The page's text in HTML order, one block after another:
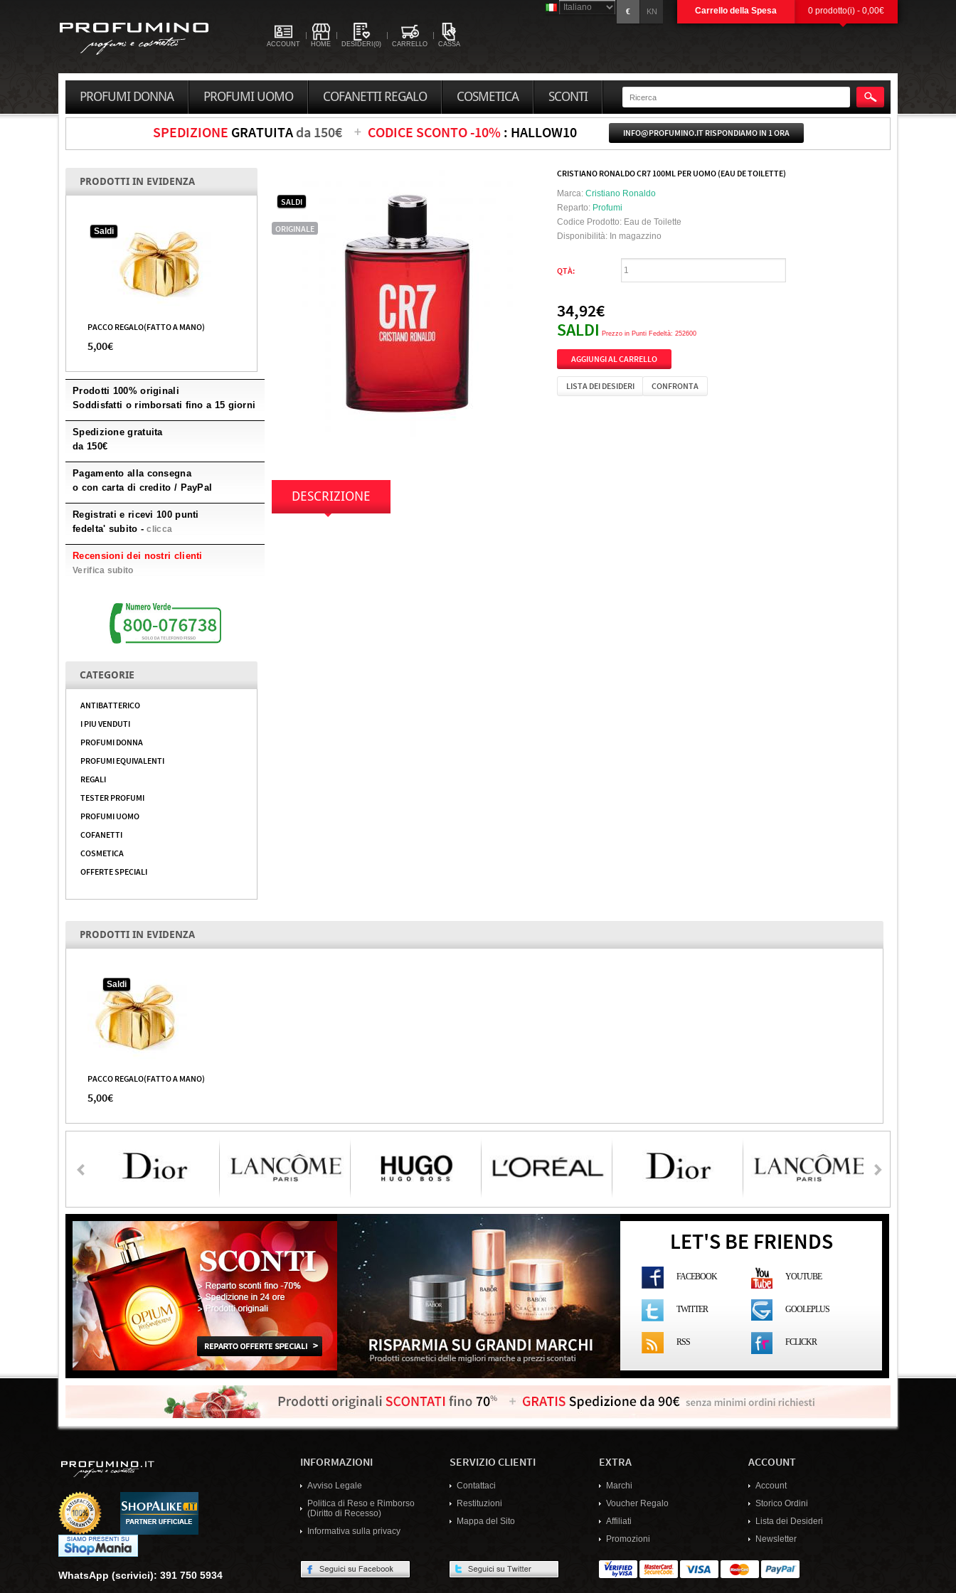
€ KN Carrello della Spesa 0 prodotto(i) - 0,00€
ACCOUNT HOME DESIDERI(0) CARRELLO CASSA
PROFUMI DONNA PROFUMI UOMO COFANETTI REGALO COSMETICA SCONTI
SPEDIZIONE GRATUITAda 150€ CODICE SCONTO -10% : HALLOW10 INFO@PROFUMINO.IT RISPONDIAMO IN 1 ORA
PRODOTTI IN EVIDENZA
Saldi
PACCO REGALO(FATTO A MANO)
5,00€
Prodotti 100% originali
Soddisfatti o rimborsati fino a 15 giorni
Spedizione gratuita
da 150€
Pagamento alla consegna
o con carta di credito / PayPal
Registrati e ricevi 100 punti
fedelta' subito -clicca
Recensioni dei nostri clienti
Verifica subito
CATEGORIE
ANTIBATTERICO
I PIU VENDUTI
PROFUMI DONNA
PROFUMI EQUIVALENTI
REGALI
TESTER PROFUMI
PROFUMI UOMO
COFANETTI
COSMETICA
OFFERTE SPECIALI
SALDI
ORIGINALE
CRISTIANO RONALDO CR7 100ML PER UOMO (EAU DE TOILETTE)
Marca: Cristiano Ronaldo
Reparto: Profumi
Codice Prodotto: Eau de Toilette
Disponibilità: In magazzino
QTÀ:
34,92€
SALDI Prezzo in Punti Fedeltà: 252600
LISTA DEI DESIDERI CONFRONTA
DESCRIZIONE
PRODOTTI IN EVIDENZA
Saldi
PACCO REGALO(FATTO A MANO)
5,00€
LET'S BE FRIENDS
FACEBOOK YOUTUBE
TWITTER GOOLEPLUS
RSS FCLICKR
WhatsApp (scrivici): 391 750 5934
INFORMAZIONI
Avviso Legale
Politica di Reso e Rimborso
(Diritto di Recesso)
Informativa sulla privacy
SERVIZIO CLIENTI
Contattaci
Restituzioni
Mappa del Sito
EXTRA
Marchi
Voucher Regalo
Affiliati
Promozioni
ACCOUNT
Account
Storico Ordini
Lista dei Desideri
Newsletter